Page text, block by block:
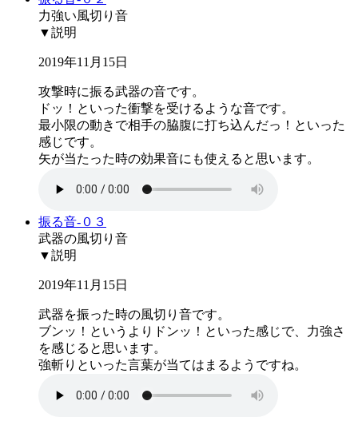
力強い風切り音
▼説明
2019年11月15日
攻撃時に振る武器の音です。
ドッ！といった衝撃を受けるような音です。
最小限の動きで相手の脇腹に打ち込んだっ！といった
感じです。
矢が当たった時の効果音にも使えると思います。
振る音-０３
武器の風切り音
▼説明
2019年11月15日
武器を振った時の風切り音です。
ブンッ！というよりドンッ！といった感じで、力強さ
を感じると思います。
強斬りといった言葉が当てはまるようですね。